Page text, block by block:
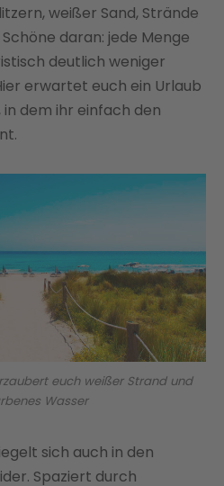
weißer Sand, Strände
daran: jede Menge
deutlich weniger
erwartet euch ein Urlaub
in dem ihr einfach den
euch weißer Strand und
Wasser
sich auch in den
Spaziert durch